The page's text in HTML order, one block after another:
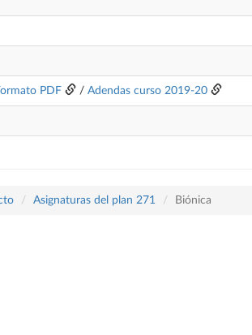
PDF / Adendas curso 2019-20
Asignaturas del plan 271 Biónica